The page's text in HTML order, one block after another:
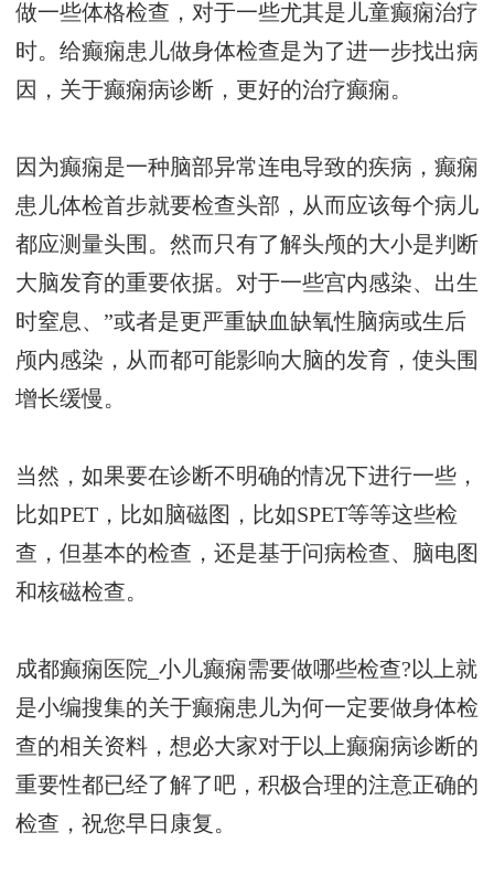
做一些体格检查，对于一些尤其是儿童癫痫治疗
时。给癫痫患儿做身体检查是为了进一步找出病
因，关于癫痫病诊断，更好的治疗癫痫。
因为癫痫是一种脑部异常连电导致的疾病，癫痫
患儿体检首步就要检查头部，从而应该每个病儿
都应测量头围。然而只有了解头颅的大小是判断
大脑发育的重要依据。对于一些宫内感染、出生
时窒息、”或者是更严重缺血缺氧性脑病或生后
颅内感染，从而都可能影响大脑的发育，使头围
增长缓慢。
当然，如果要在诊断不明确的情况下进行一些，
比如PET，比如脑磁图，比如SPET等等这些检
查，但基本的检查，还是基于问病检查、脑电图
和核磁检查。
成都癫痫医院_小儿癫痫需要做哪些检查?以上就
是小编搜集的关于癫痫患儿为何一定要做身体检
查的相关资料，想必大家对于以上癫痫病诊断的
重要性都已经了解了吧，积极合理的注意正确的
检查，祝您早日康复。